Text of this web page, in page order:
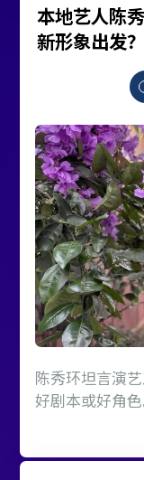
本地艺人陈
新形象出发？
陈秀环坦言演
好剧本或好角色